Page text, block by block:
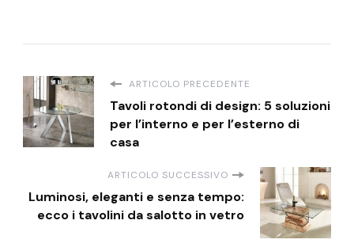
ARTICOLO PRECEDENTE
Tavoli rotondi di design: 5 soluzioni
per l’interno e per l’esterno di
casa
ARTICOLO SUCCESSIVO
Luminosi, eleganti e senza tempo:
ecco i tavolini da salotto in vetro